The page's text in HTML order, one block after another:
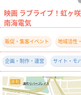
映画 ラブライブ！虹ヶ
南海電気
販促・集客イベント 地域活性
企画・制作・運営 サイト・モ